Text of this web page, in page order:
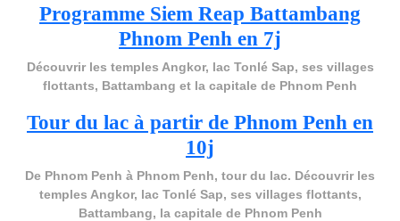
Programme Siem Reap Battambang
Phnom Penh en 7j
Découvrir les temples Angkor, lac Tonlé Sap, ses villages
flottants, Battambang et la capitale de Phnom Penh
Tour du lac à partir de Phnom Penh en
10j
De Phnom Penh à Phnom Penh, tour du lac. Découvrir les
temples Angkor, lac Tonlé Sap, ses villages flottants,
Battambang, la capitale de Phnom Penh